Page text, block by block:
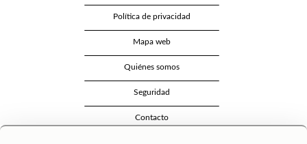
Política de privacidad
Mapa web
Quiénes somos
Seguridad
Contacto